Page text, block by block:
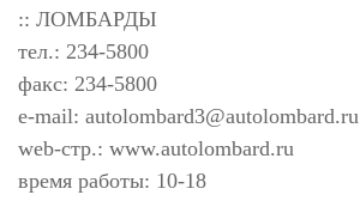
:: ЛОМБАРДЫ
тел.: 234-5800
факс: 234-5800
e-mail: autolombard3@autolombard.ru
web-стр.: www.autolombard.ru
время работы: 10-18